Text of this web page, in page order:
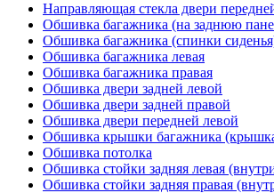
Направляющая стекла двери
Обшивка багажника (на заднюю
Обшивка багажника (спинки
Обшивка багажника левая
Обшивка багажника правая
Обшивка двери задней левой
Обшивка двери задней правой
Обшивка двери передней левой
Обшивка крышки багажника
Обшивка потолка
Обшивка стойки задняя левая
Обшивка стойки задняя правая